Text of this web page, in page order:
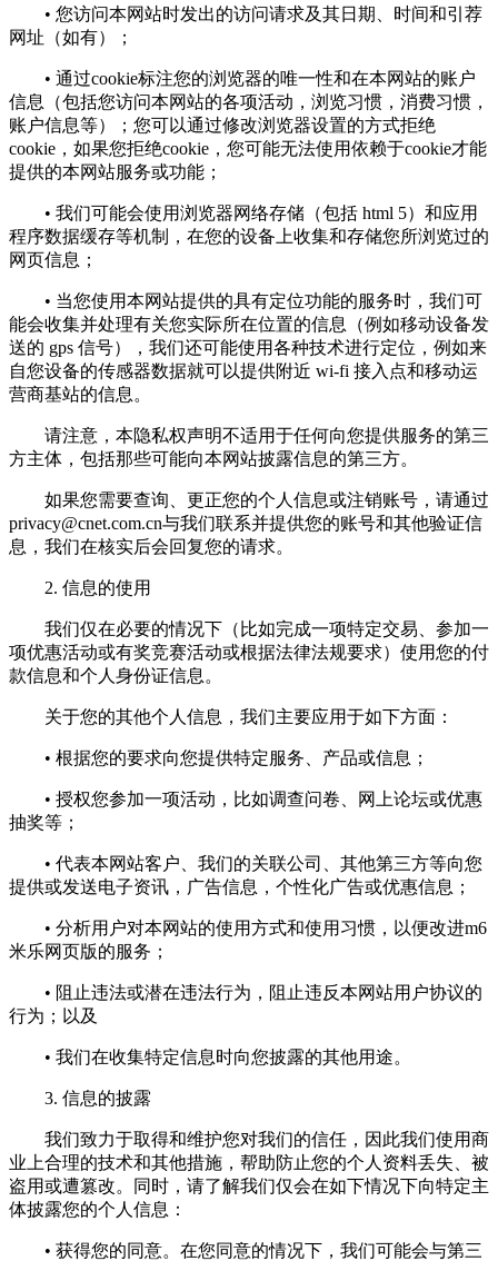
• 您访问本网站时发出的访问请求及其日期、时间和引荐
网址（如有）；
• 通过cookie标注您的浏览器的唯一性和在本网站的账户
信息（包括您访问本网站的各项活动，浏览习惯，消费习惯，
账户信息等）；您可以通过修改浏览器设置的方式拒绝
cookie，如果您拒绝cookie，您可能无法使用依赖于cookie才能
提供的本网站服务或功能；
• 我们可能会使用浏览器网络存储（包括 html 5）和应用
程序数据缓存等机制，在您的设备上收集和存储您所浏览过的
网页信息；
• 当您使用本网站提供的具有定位功能的服务时，我们可
能会收集并处理有关您实际所在位置的信息（例如移动设备发
送的 gps 信号），我们还可能使用各种技术进行定位，例如来
自您设备的传感器数据就可以提供附近 wi-fi 接入点和移动运
营商基站的信息。
请注意，本隐私权声明不适用于任何向您提供服务的第三
方主体，包括那些可能向本网站披露信息的第三方。
如果您需要查询、更正您的个人信息或注销账号，请通过
privacy@cnet.com.cn与我们联系并提供您的账号和其他验证信
息，我们在核实后会回复您的请求。
2. 信息的使用
我们仅在必要的情况下（比如完成一项特定交易、参加一
项优惠活动或有奖竞赛活动或根据法律法规要求）使用您的付
款信息和个人身份证信息。
关于您的其他个人信息，我们主要应用于如下方面：
• 根据您的要求向您提供特定服务、产品或信息；
• 授权您参加一项活动，比如调查问卷、网上论坛或优惠
抽奖等；
• 代表本网站客户、我们的关联公司、其他第三方等向您
提供或发送电子资讯，广告信息，个性化广告或优惠信息；
• 分析用户对本网站的使用方式和使用习惯，以便改进m6
米乐网页版的服务；
• 阻止违法或潜在违法行为，阻止违反本网站用户协议的
行为；以及
• 我们在收集特定信息时向您披露的其他用途。
3. 信息的披露
我们致力于取得和维护您对我们的信任，因此我们使用商
业上合理的技术和其他措施，帮助防止您的个人资料丢失、被
盗用或遭篡改。同时，请了解我们仅会在如下情况下向特定主
体披露您的个人信息：
• 获得您的同意。在您同意的情况下，我们可能会与第三